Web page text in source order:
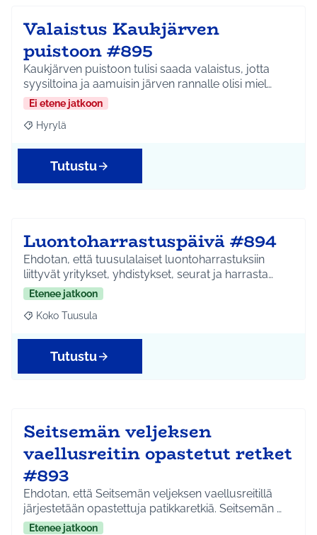
Valaistus Kaukjärven
puistoon #895
Kaukjärven puistoon tulisi saada valaistus, jotta
syysiltoina ja aamuisin järven rannalle olisi miel…
Ei etene jatkoon
Rajaa tulokset aihepiirin mukaan: Hyrylä
Hyrylä
Tutustu
Luontoharrastuspäivä #894
Ehdotan, että tuusulalaiset luontoharrastuksiin
liittyvät yritykset, yhdistykset, seurat ja harrasta…
Etenee jatkoon
Rajaa tulokset aihepiirin mukaan: Koko Tuusula
Koko Tuusula
Tutustu
Seitsemän veljeksen
vaellusreitin opastetut retket
#893
Ehdotan, että Seitsemän veljeksen vaellusreitillä
järjestetään opastettuja patikkaretkiä. Seitsemän …
Etenee jatkoon